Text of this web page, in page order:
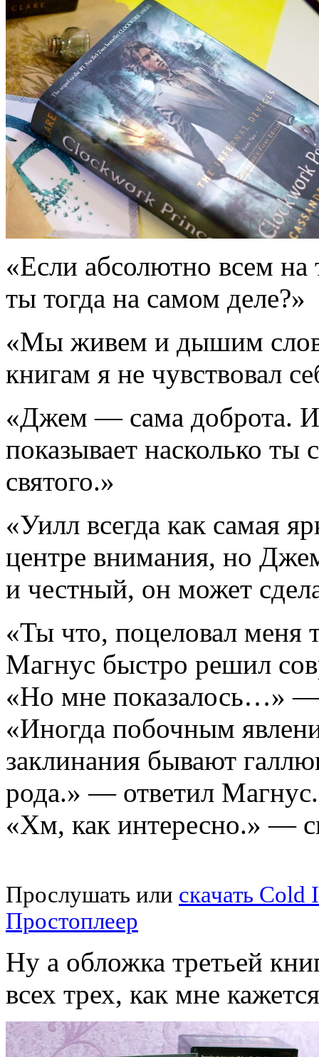
«Если абсолютно всем на
ты тогда на самом деле?»
«Мы живем и дышим
книгам я не чувствовал
«Джем — сама доброта. И
показывает насколько ты
святого.»
«Уилл всегда как самая
центре внимания, но
и честный, он может
«Ты что, поцеловал меня
Магнус быстро решил
«Но мне показалось…»
«Иногда побочным
заклинания бывают
рода.» — ответил Магнус.
«Хм, как интересно.» —
Прослушать или скачать Cold
Простоплеер
Ну а обложка третьей
всех трех, как мне